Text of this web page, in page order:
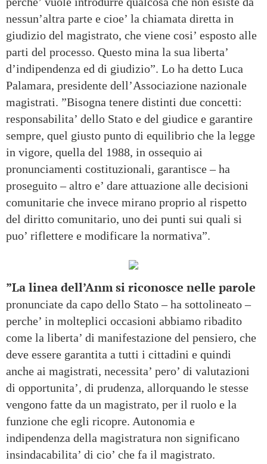
nessun’altra parte e cioe’ la chiamata diretta in
giudizio del magistrato, che viene cosi’ esposto alle
parti del processo. Questo mina la sua liberta’
d’indipendenza ed di giudizio”. Lo ha detto Luca
Palamara, presidente dell’Associazione nazionale
magistrati. ”Bisogna tenere distinti due concetti:
responsabilita’ dello Stato e del giudice e garantire
sempre, quel giusto punto di equilibrio che la legge
in vigore, quella del 1988, in ossequio ai
pronunciamenti costituzionali, garantisce – ha
proseguito – altro e’ dare attuazione alle decisioni
comunitarie che invece mirano proprio al rispetto
del diritto comunitario, uno dei punti sui quali si
puo’ riflettere e modificare la normativa”.
”La linea dell’Anm si riconosce nelle parole
pronunciate da capo dello Stato – ha sottolineato –
perche’ in molteplici occasioni abbiamo ribadito
come la liberta’ di manifestazione del pensiero, che
deve essere garantita a tutti i cittadini e quindi
anche ai magistrati, necessita’ pero’ di valutazioni
di opportunita’, di prudenza, allorquando le stesse
vengono fatte da un magistrato, per il ruolo e la
funzione che egli ricopre. Autonomia e
indipendenza della magistratura non significano
insindacabilita’ di cio’ che fa il magistrato.